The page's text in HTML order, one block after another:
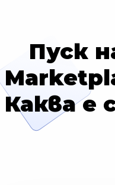
Пуск
Каква е